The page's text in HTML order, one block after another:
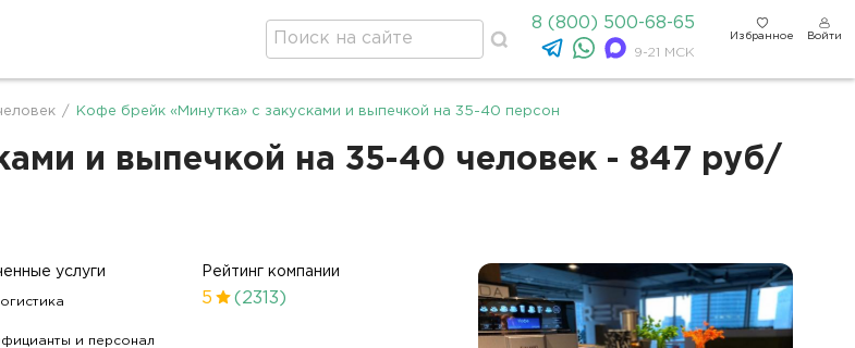
8 (800) 500-68-65
9-21 МСК
Избранное Войти
/ Кофе брейк «Минутка» с закусками и выпечкой на 35-40 персон
и выпечкой на 35-40 человек - 847 руб/
услуги
и персонал
Рейтинг компании
5 (2313)